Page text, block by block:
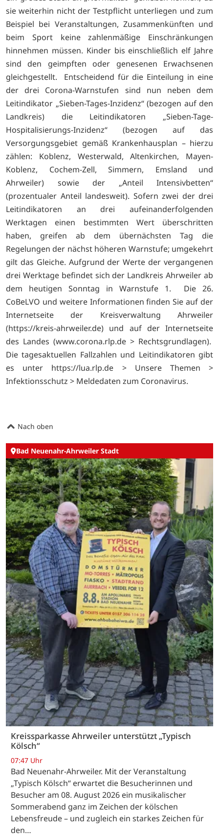
sie weiterhin nicht der Testpflicht unterliegen und zum
Beispiel bei Veranstaltungen, Zusammenkünften und
beim Sport keine zahlenmäßige Einschränkungen
hinnehmen müssen. Kinder bis einschließlich elf Jahre
sind den geimpften oder genesenen Erwachsenen
gleichgestellt. Entscheidend für die Einteilung in eine
der drei Corona-Warnstufen sind nun neben dem
Leitindikator „Sieben-Tages-Inzidenz“ (bezogen auf den
Landkreis) die Leitindikatoren „Sieben-Tage-
Hospitalisierungs-Inzidenz“ (bezogen auf das
Versorgungsgebiet gemäß Krankenhausplan – hierzu
zählen: Koblenz, Westerwald, Altenkirchen, Mayen-
Koblenz, Cochem-Zell, Simmern, Emsland und
Ahrweiler) sowie der „Anteil Intensivbetten“
(prozentualer Anteil landesweit). Sofern zwei der drei
Leitindikatoren an drei aufeinanderfolgenden
Werktagen einen bestimmten Wert überschritten
haben, greifen ab dem übernächsten Tag die
Regelungen der nächst höheren Warnstufe; umgekehrt
gilt das Gleiche. Aufgrund der Werte der vergangenen
drei Werktage befindet sich der Landkreis Ahrweiler ab
dem heutigen Sonntag in Warnstufe 1. Die 26.
CoBeLVO und weitere Informationen finden Sie auf der
Internetseite der Kreisverwaltung Ahrweiler
(https://kreis-ahrweiler.de) und auf der Internetseite
des Landes (www.corona.rlp.de > Rechtsgrundlagen).
Die tagesaktuellen Fallzahlen und Leitindikatoren gibt
es unter https://lua.rlp.de > Unsere Themen >
Infektionsschutz > Meldedaten zum Coronavirus.
Nach oben
Bad Neuenahr-Ahrweiler Stadt
Kreissparkasse Ahrweiler unterstützt „Typisch
Kölsch“
07:47 Uhr
Bad Neuenahr-Ahrweiler. Mit der Veranstaltung
„Typisch Kölsch“ erwartet die Besucherinnen und
Besucher am 08. August 2026 ein musikalischer
Sommerabend ganz im Zeichen der kölschen
Lebensfreude – und zugleich ein starkes Zeichen für
den…